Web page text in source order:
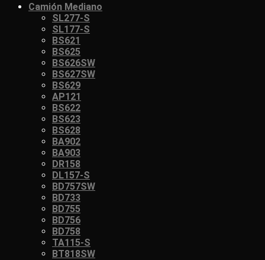
Camión Mediano
SL277-S
SL177-S
BS621
BS625
BS626SW
BS627SW
BS629
AP121
BS622
BS623
BS628
BA902
BA903
DR158
DL157-S
BD757SW
BD733
BD755
BD756
BD758
TA115-S
BT818SW